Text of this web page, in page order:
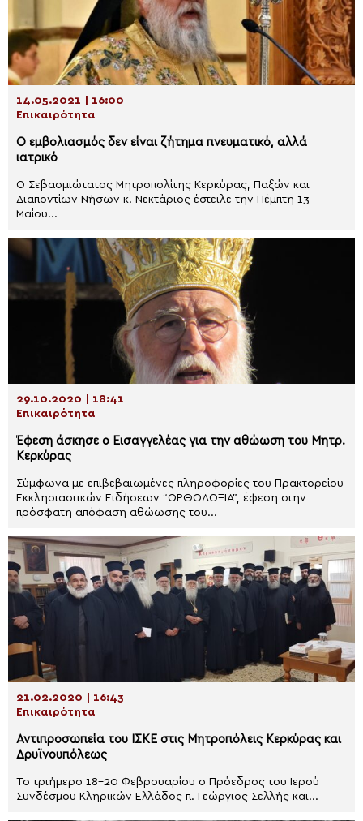
14.05.2021 | 16:00
Επικαιρότητα
Ο εμβολιασμός δεν είναι ζήτημα πνευματικό, αλλά
ιατρικό
Ο Σεβασμιώτατος Μητροπολίτης Κερκύρας, Παξών και
Διαποντίων Νήσων κ. Νεκτάριος έστειλε την Πέμπτη 13
Μαίου...
29.10.2020 | 18:41
Επικαιρότητα
Έφεση άσκησε ο Εισαγγελέας για την αθώωση του Μητρ.
Κερκύρας
Σύμφωνα με επιβεβαιωμένες πληροφορίες του Πρακτορείου
Εκκλησιαστικών Ειδήσεων “ΟΡΘΟΔΟΞΙΑ”, έφεση στην
πρόσφατη απόφαση αθώωσης του...
21.02.2020 | 16:43
Επικαιρότητα
Αντιπροσωπεία του ΙΣΚΕ στις Μητροπόλεις Κερκύρας και
Δρυϊνουπόλεως
Το τριήμερο 18-20 Φεβρουαρίου ο Πρόεδρος του Ιερού
Συνδέσμου Κληρικών Ελλάδος π. Γεώργιος Σελλής και...